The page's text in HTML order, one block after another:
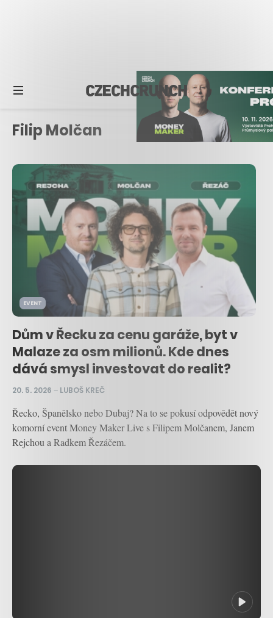
Filip Molčan
EVENT
Dům v Řecku za cenu garáže, byt v
Malaze za osm milionů. Kde dnes
dává smysl investovat do realit?
20. 5. 2026 – LUBOŠ KREČ
Řecko, Španělsko nebo Dubaj? Na to se pokusí odpovědět nový
komorní event Money Maker Live s Filipem Molčanem, Janem
Rejchou a Radkem Řezáčem.